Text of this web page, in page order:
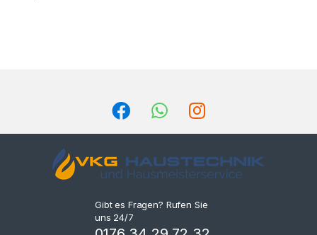
Gibt es Fragen? Rufen Sie
uns 24/7